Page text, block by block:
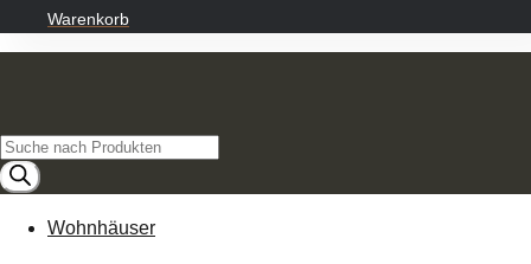
Warenkorb
Products
search
Wohnhäuser